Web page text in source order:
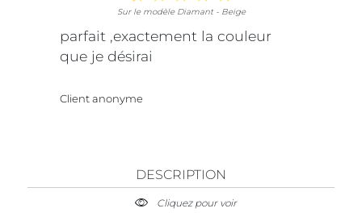
Sur le modèle Diamant - Beige
parfait ,exactement la couleur
que je désirai
Client anonyme
DESCRIPTION
Cliquez pour voir